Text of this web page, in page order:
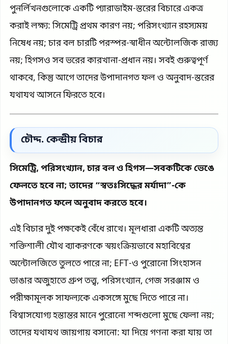
পুনর্লিখনগুলোকে একটি প্যারাডাইম-স্তরের বিচারে একত্র
করাই লক্ষ্য: সিমেট্রি প্রথম কারণ নয়; পরিসংখ্যান রহস্যময়
নিষেধ নয়; চার বল চারটি পরস্পর-স্বাধীন অন্টোলজিক রাজ্য
নয়; হিগসও সব ভরের কারখানা-প্রধান নয়। সবই গুরুত্বপূর্ণ
থাকবে, কিন্তু আগে তাদের উপাদানগত ফল ও অনুবাদ-স্তরের
যথাযথ আসনে ফিরতে হবে।
চৌদ্দ. কেন্দ্রীয় বিচার
সিমেট্রি, পরিসংখ্যান, চার বল ও হিগস—সবকটিকে ভেঙে
ফেলতে হবে না; তাদের “স্বতঃসিদ্ধের মর্যাদা”-কে
উপাদানগত ফলে অনুবাদ করতে হবে।
এই বিচার দুই পক্ষকেই বেঁধে রাখে। মূলধারা একটি অত্যন্ত
শক্তিশালী যৌথ ব্যাকরণকে স্বয়ংক্রিয়ভাবে মহাবিশ্বের
অন্টোলজিতে তুলতে পারে না; EFT-ও পুরোনো সিংহাসন
ভাঙার অজুহাতে গ্রুপ তত্ত্ব, পরিসংখ্যান, গেজ সরঞ্জাম ও
পরীক্ষামূলক সাফল্যকে একসঙ্গে মুছে দিতে পারে না।
বিশ্বাসযোগ্য হস্তান্তর মানে পুরোনো শব্দগুলো মুছে ফেলা নয়;
তাদের যথাযথ জায়গায় বসানো: যা দিয়ে গণনা করা যায় তা